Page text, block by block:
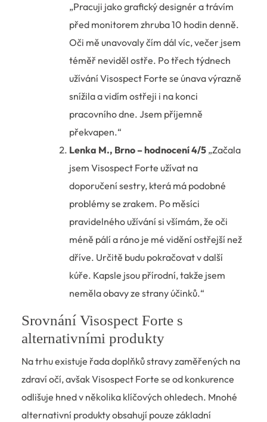
„Pracuji jako grafický designér a trávím
před monitorem zhruba 10 hodin denně.
Oči mě unavovaly čím dál víc, večer jsem
téměř neviděl ostře. Po třech týdnech
užívání Visospect Forte se únava výrazně
snížila a vidím ostřeji i na konci
pracovního dne. Jsem příjemně
překvapen.“
Lenka M., Brno – hodnocení 4/5 „Začala
jsem Visospect Forte užívat na
doporučení sestry, která má podobné
problémy se zrakem. Po měsíci
pravidelného užívání si všímám, že oči
méně pálí a ráno je mé vidění ostřejší než
dříve. Určitě budu pokračovat v další
kúře. Kapsle jsou přírodní, takže jsem
neměla obavy ze strany účinků.“
Srovnání Visospect Forte s
alternativními produkty
Na trhu existuje řada doplňků stravy zaměřených na
zdraví očí, avšak Visospect Forte se od konkurence
odlišuje hned v několika klíčových ohledech. Mnohé
alternativní produkty obsahují pouze základní